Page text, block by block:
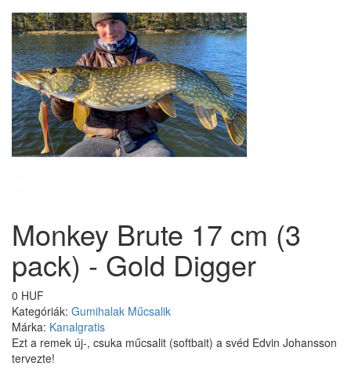
Monkey Brute 17 cm (3
pack) - Gold Digger
0 HUF
Kategóriák: Gumihalak Műcsalik
Márka: Kanalgratis
Ezt a remek új-, csuka műcsalit (softbait) a svéd Edvin Johansson
tervezte!